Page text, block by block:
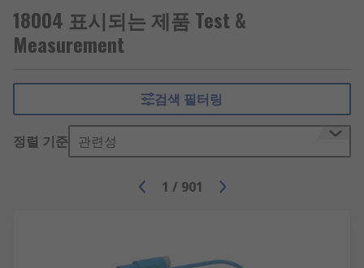
18004 표시되는 제품 Test &
Measurement
검색 필터링
정렬 기준 관련성
1 / 901